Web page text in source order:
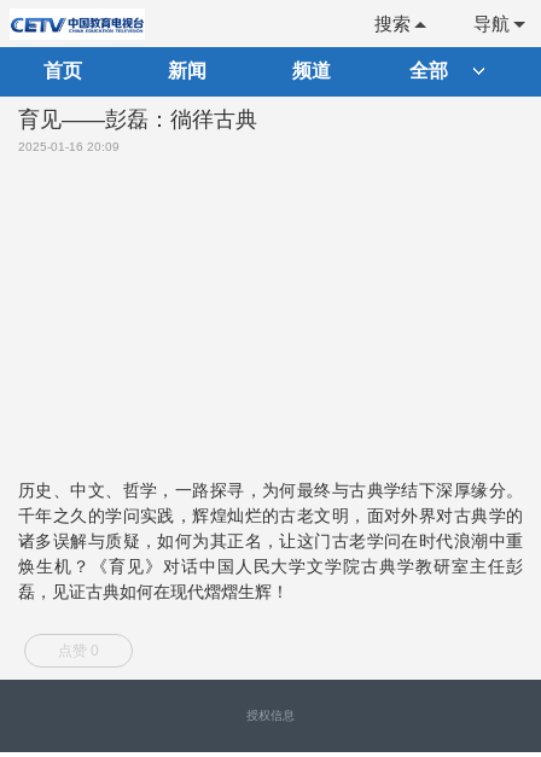
导航
搜索
首页 新闻 频道 全部
育见——彭磊：徜徉古典
2025-01-16 20:09
历史、中文、哲学，一路探寻，为何最终与古典学结下深厚缘分。
千年之久的学问实践，辉煌灿烂的古老文明，面对外界对古典学的
诸多误解与质疑，如何为其正名，让这门古老学问在时代浪潮中重
焕生机？《育见》对话中国人民大学文学院古典学教研室主任彭
磊，见证古典如何在现代熠熠生辉！
点赞 0
授权信息